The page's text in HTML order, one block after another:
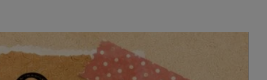
com a turma sobre o significado de
cada regra e por que é importante
segui-las.